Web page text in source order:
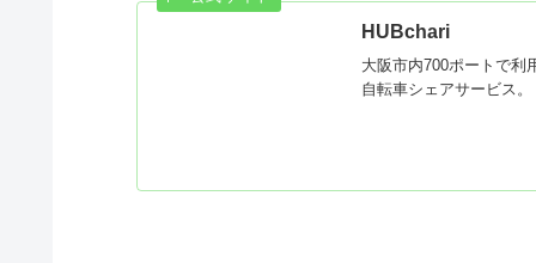
HUBchari
大阪市内700ポートで利
自転車シェアサービス。